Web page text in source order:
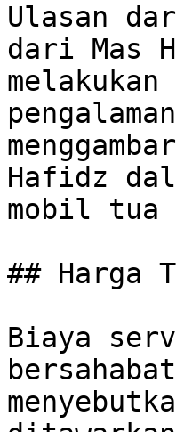
Ulasan
dari Mas
Hafidz
mobil tua
## Harga
Biaya